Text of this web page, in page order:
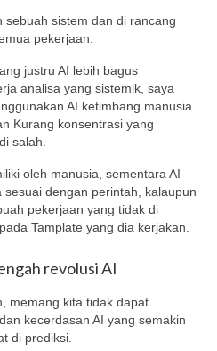
sistem dan di rancang
pekerjaan.
justru AI lebih bagus
analisa yang sistemik, saya
AI ketimbang manusia
Kurang konsentrasi yang
salah.
oleh manusia, sementara AI
dengan perintah, kalaupun
pekerjaan yang tidak di
Tamplate yang dia kerjakan.
revolusi AI
memang kita tidak dapat
kecerdasan AI yang semakin
di prediksi.